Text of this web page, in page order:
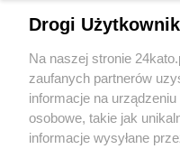
Wydawca mediów
Drogi
Na naszej stronie
zaufanych partnerów
informacje na
osobowe, takie jak
informacje wysyłane